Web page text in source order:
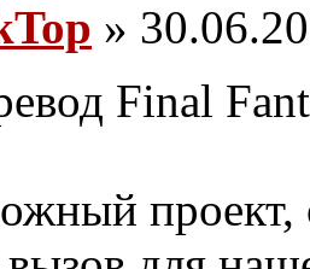
»
Final
проект,